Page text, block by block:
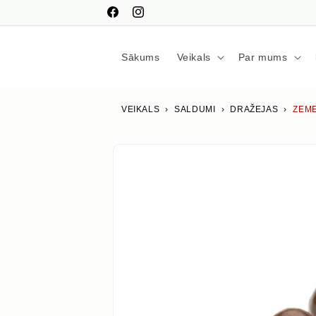
saturu
FacebookInstagram
Sākums Veikals Par mums
VEIKALS › SALDUMI › DRAŽEJAS ›